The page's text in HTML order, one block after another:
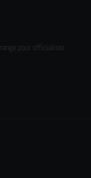
pour officialiser